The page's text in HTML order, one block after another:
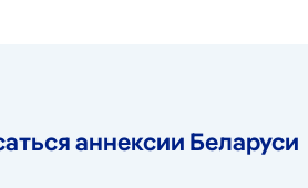
аннексии Беларуси